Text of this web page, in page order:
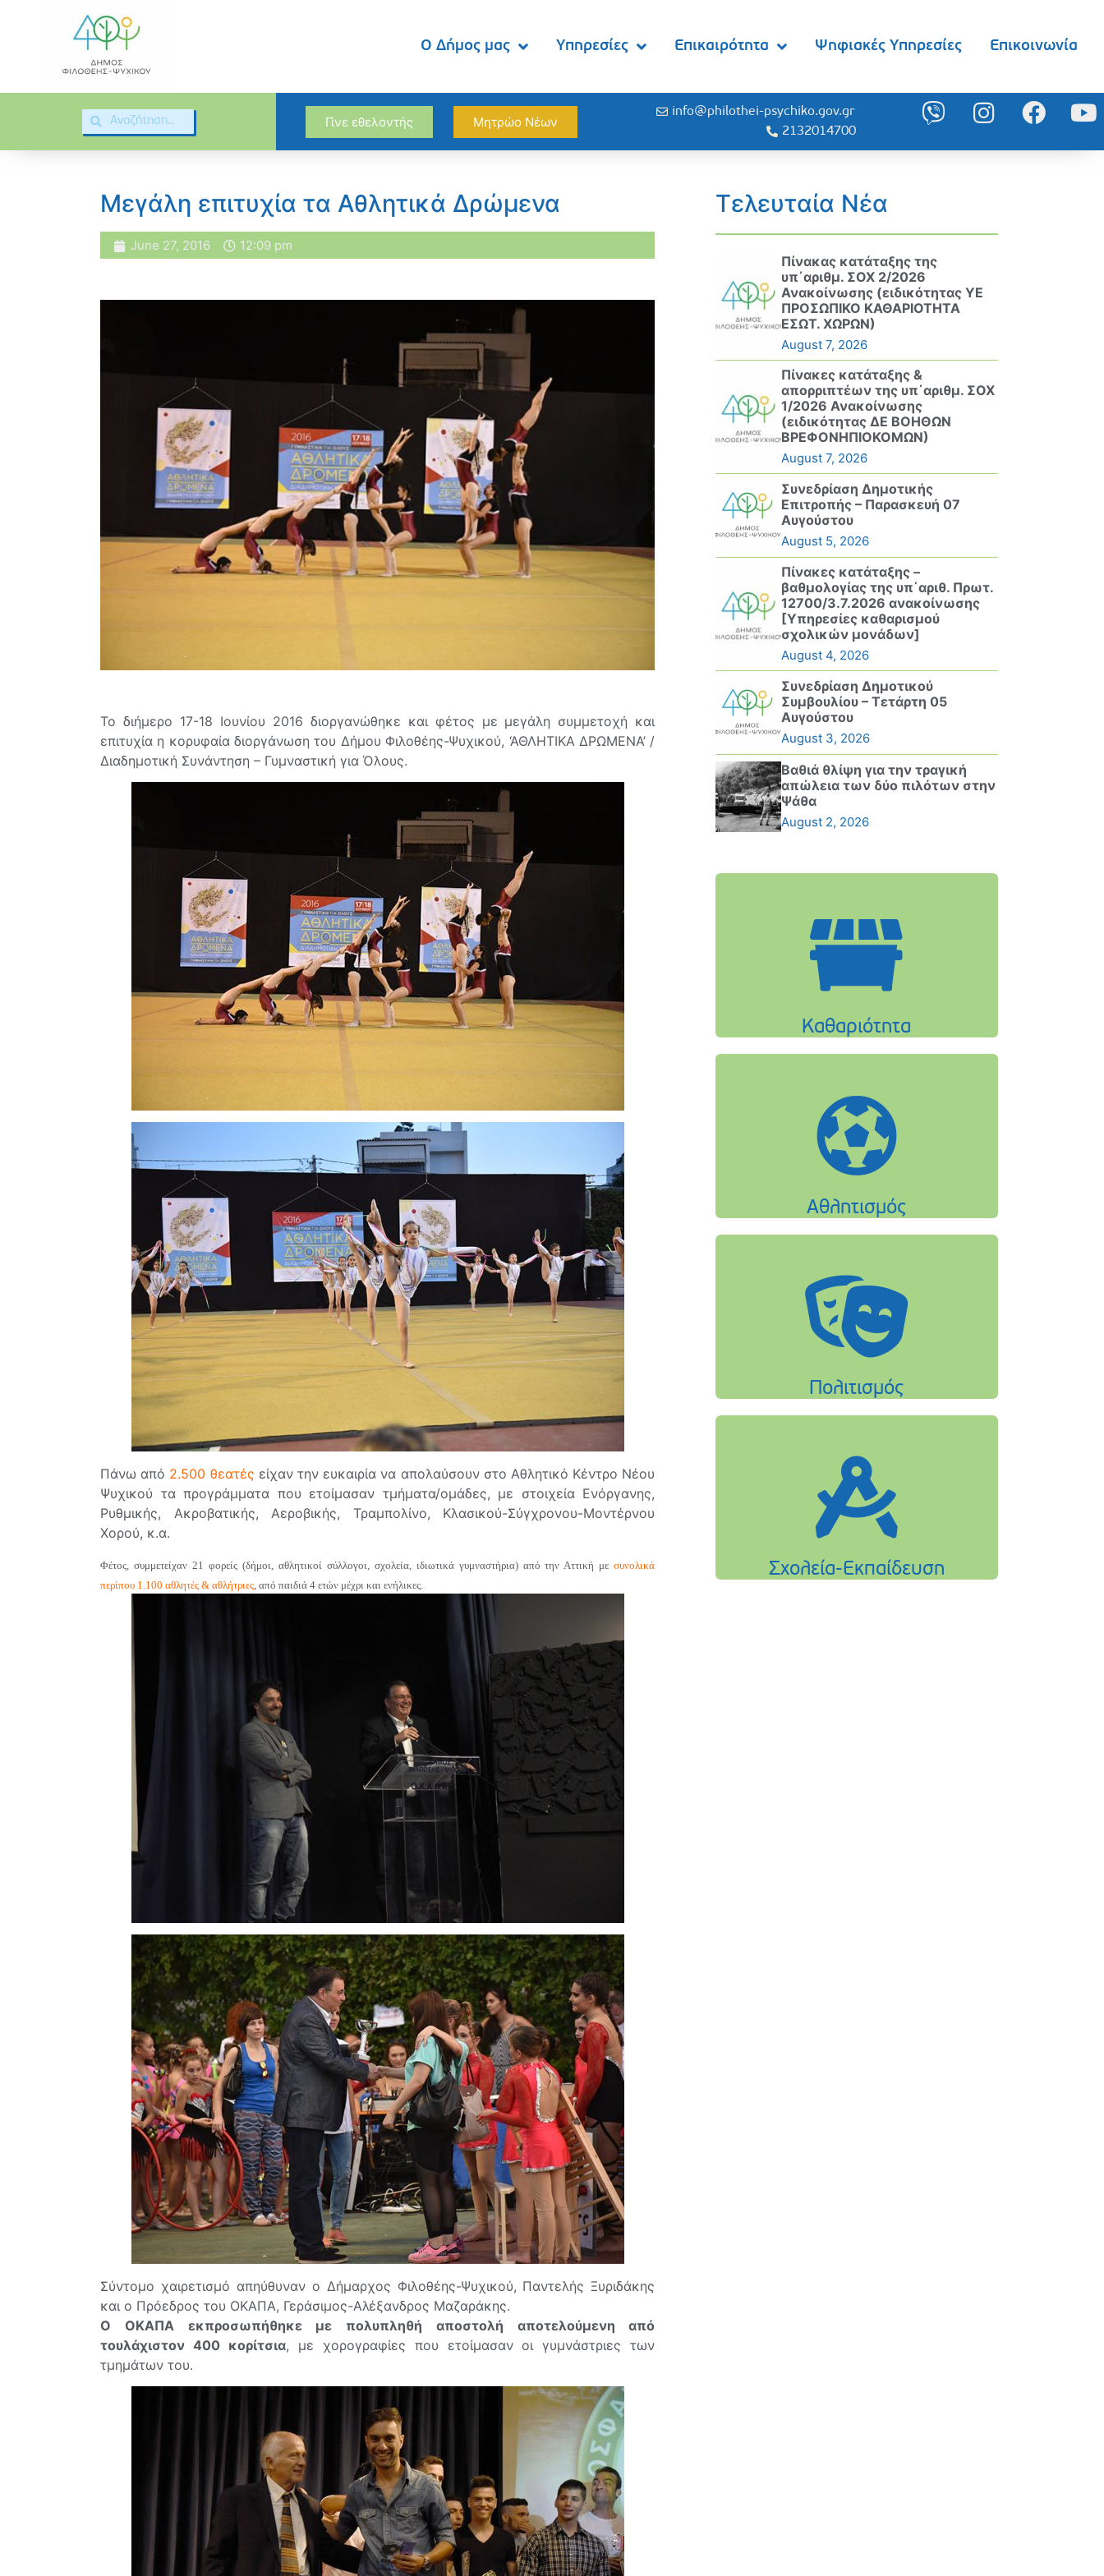
Ο Δήμος μας Υπηρεσίες Επικαιρότητα Ψηφιακές Υπηρεσίες Επικοινωνία
Γίνε εθελοντής Μητρώο Νέων
info@philothei-psychiko.gov.gr
2132014700
Μεγάλη επιτυχία τα Αθλητικά Δρώμενα
June 27, 2016 12:09 pm
Το διήμερο 17-18 Ιουνίου 2016 διοργανώθηκε και φέτος με μεγάλη συμμετοχή και
επιτυχία η κορυφαία διοργάνωση του Δήμου Φιλοθέης-Ψυχικού, ‘ΑΘΛΗΤΙΚΑ ΔΡΩΜΕΝΑ’ /
Διαδημοτική Συνάντηση – Γυμναστική για Όλους.
Πάνω από 2.500 θεατές είχαν την ευκαιρία να απολαύσουν στο Αθλητικό Κέντρο Νέου
Ψυχικού τα προγράμματα που ετοίμασαν τμήματα/ομάδες, με στοιχεία Ενόργανης,
Ρυθμικής, Ακροβατικής, Αεροβικής, Τραμπολίνο, Κλασικού-Σύγχρονου-Μοντέρνου
Χορού, κ.α.
Φέτος, συμμετείχαν 21 φορείς (δήμοι, αθλητικοί σύλλογοι, σχολεία, ιδιωτικά γυμναστήρια) από την Αττική μεσυνολικά
περίπου 1.100 αθλητές & αθλήτριες, από παιδιά 4 ετών μέχρι και ενήλικες.
Σύντομο χαιρετισμό απηύθυναν ο Δήμαρχος Φιλοθέης-Ψυχικού, Παντελής Ξυριδάκης
και ο Πρόεδρος του ΟΚΑΠΑ, Γεράσιμος-Αλέξανδρος Μαζαράκης.
Ο ΟΚΑΠΑ εκπροσωπήθηκε με πολυπληθή αποστολή αποτελούμενη από
τουλάχιστον 400 κορίτσια, με χορογραφίες που ετοίμασαν οι γυμνάστριες των
τμημάτων του.
Τελευταία Νέα
Πίνακας κατάταξης της
υπ΄αριθμ. ΣΟΧ 2/2026
Ανακοίνωσης (ειδικότητας ΥΕ
ΠΡΟΣΩΠΙΚΟ ΚΑΘΑΡΙΟΤΗΤΑ
ΕΣΩΤ. ΧΩΡΩΝ)
August 7, 2026
Πίνακες κατάταξης &
απορριπτέων της υπ΄αριθμ. ΣΟΧ
1/2026 Ανακοίνωσης
(ειδικότητας ΔΕ ΒΟΗΘΩΝ
ΒΡΕΦΟΝΗΠΙΟΚΟΜΩΝ)
August 7, 2026
Συνεδρίαση Δημοτικής
Επιτροπής – Παρασκευή 07
Αυγούστου
August 5, 2026
Πίνακες κατάταξης –
βαθμολογίας της υπ΄αριθ. Πρωτ.
12700/3.7.2026 ανακοίνωσης
[Υπηρεσίες καθαρισμού
σχολικών μονάδων]
August 4, 2026
Συνεδρίαση Δημοτικού
Συμβουλίου – Τετάρτη 05
Αυγούστου
August 3, 2026
Βαθιά θλίψη για την τραγική
απώλεια των δύο πιλότων στην
Ψάθα
August 2, 2026